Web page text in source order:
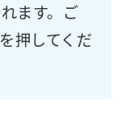
ます。ご
押してくだ